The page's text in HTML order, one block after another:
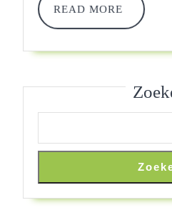
READ MORE
READ
MORE